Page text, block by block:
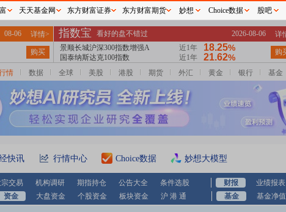
情 数据 全球 美股 港股 期货 外汇 黄金 银行 基金
快讯 行情中心 Choice数据 妙想大模型
宗交易 机构调研 期指持仓 公告大全 条件选股 财报 业绩报表
资金 大盘资金 个股资金 板块资金 沪 港 通 基金 基金净值
天天基金网 东方财富证券 东方财富期货 妙想 Choice数据 股吧